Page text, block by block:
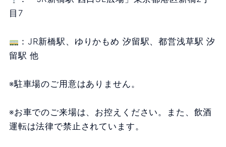
目7
：JR新橋駅、ゆりかもめ 汐留駅、都営浅草駅 汐
留駅 他
※駐車場のご用意はありません。
※お車でのご来場は、お控えください。また、飲酒
運転は法律で禁止されています。